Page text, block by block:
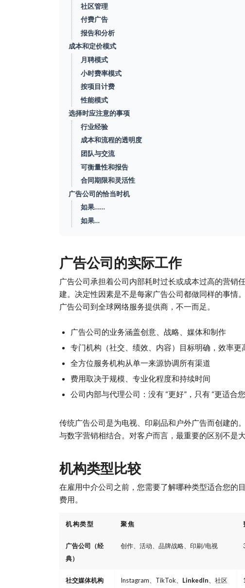
社区管理
付费广告
报告和分析
成本和定价模式
月聘模式
小时费率模式
按项目计费
性能模式
选择时应注意的事项
行业经验
成本和流程的透明度
团队与交流
可衡量性和报告
合同期限和灵活性
广告公司的恰当时机
如果……
如果…
广告公司的实际工作
广告公司承担着公司内部耗时过长或成本过高的营销
建。决定性因素是不是每家广告公司都做同样的事情
广告公司到全球网络服务提供商，不一而足。
广告公司的业务涵盖创意、战略、媒体和制作
专门机构（社交、绩效、内容）目标明确，效率更
全方位服务机构从单一来源协调所有渠道
费用取决于规模、专业化程度和持续时间
公司内部与代理公司：没有 “更好”，只有 “更适合
传统广告公司是为电视、印刷品和户外广告而创建的
与数字营销相结合。对客户而言，最重要的区别不是
机构类型比较
在雇用中介公司之前，您需要了解哪种类型适合您的
费用。
机构类型 聚焦
广告公司（经
典）
创作、活动、品牌战略、印刷/电视
社交媒体机构 Instagram、TikTok、 LinkedIn 、社区